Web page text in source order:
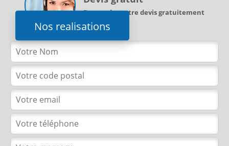
Nos realisations
Demandez votre devis gratuitement